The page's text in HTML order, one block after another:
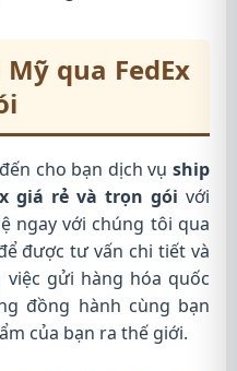
qua FedEx
cho bạn dịch vụ ship
giá rẻ và trọn gói với
ngay với chúng tôi qua
được tư vấn chi tiết và
gửi hàng hóa quốc
đồng hành cùng bạn
của bạn ra thế giới.